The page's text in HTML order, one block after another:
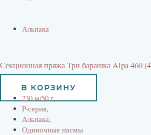
Альпака
Секционная пряжа Три барашка Alpa 460
734руб
В КОРЗИНУ
230 м/50 г,
P-серия,
Альпака,
Одиночные пасмы